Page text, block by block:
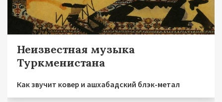
Неизвестная музыка
Туркменистана
Как звучит ковер и ашхабадский блэк-метал